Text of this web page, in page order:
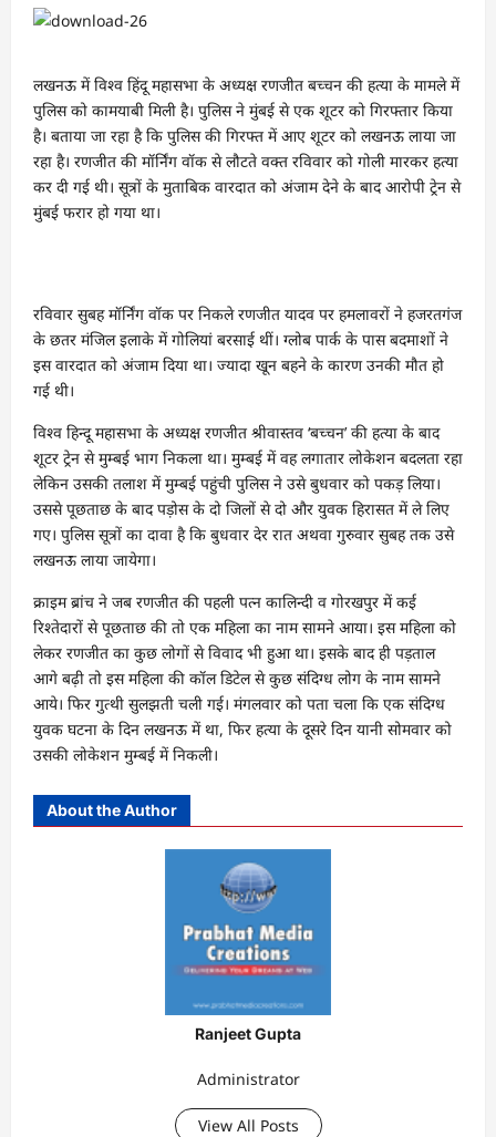
लखनऊ में विश्व हिंदू महासभा के अध्यक्ष रणजीत बच्चन की हत्या के मामले में
पुलिस को कामयाबी मिली है। पुलिस ने मुंबई से एक शूटर को गिरफ्तार किया
है। बताया जा रहा है कि पुलिस की गिरफ्त में आए शूटर को लखनऊ लाया जा
रहा है। रणजीत की मॉर्निंग वॉक से लौटते वक्त रविवार को गोली मारकर हत्या
कर दी गई थी। सूत्रों के मुताबिक वारदात को अंजाम देने के बाद आरोपी ट्रेन से
मुंबई फरार हो गया था।
रविवार सुबह मॉर्निंग वॉक पर निकले रणजीत यादव पर हमलावरों ने हजरतगंज
के छतर मंजिल इलाके में गोलियां बरसाई थीं। ग्लोब पार्क के पास बदमाशों ने
इस वारदात को अंजाम दिया था। ज्यादा खून बहने के कारण उनकी मौत हो
गई थी।
विश्व हिन्दू महासभा के अध्यक्ष रणजीत श्रीवास्तव ‘बच्चन’ की हत्या के बाद
शूटर ट्रेन से मुम्बई भाग निकला था। मुम्बई में वह लगातार लोकेशन बदलता रहा
लेकिन उसकी तलाश में मुम्बई पहुंची पुलिस ने उसे बुधवार को पकड़ लिया।
उससे पूछताछ के बाद पड़ोस के दो जिलों से दो और युवक हिरासत में ले लिए
गए। पुलिस सूत्रों का दावा है कि बुधवार देर रात अथवा गुरुवार सुबह तक उसे
लखनऊ लाया जायेगा।
क्राइम ब्रांच ने जब रणजीत की पहली पत्न कालिन्दी व गोरखपुर में कई
रिश्तेदारों से पूछताछ की तो एक महिला का नाम सामने आया। इस महिला को
लेकर रणजीत का कुछ लोगों से विवाद भी हुआ था। इसके बाद ही पड़ताल
आगे बढ़ी तो इस महिला की कॉल डिटेल से कुछ संदिग्ध लोग के नाम सामने
आये। फिर गुत्थी सुलझती चली गई। मंगलवार को पता चला कि एक संदिग्ध
युवक घटना के दिन लखनऊ में था, फिर हत्या के दूसरे दिन यानी सोमवार को
उसकी लोकेशन मुम्बई में निकली।
About the Author
Ranjeet Gupta
Administrator
View All Posts